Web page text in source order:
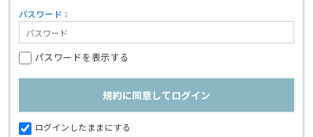
パスワード：
パスワードを表示する
ログインしたままにする